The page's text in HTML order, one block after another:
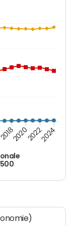
2018202020222024